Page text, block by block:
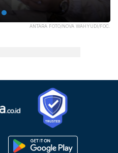
ANTARA FOTO/NOVA WAHYUDI/FOC.